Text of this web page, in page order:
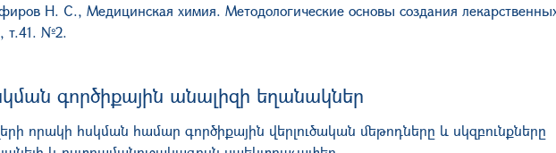
Н. С., Медицинская химия. Методологические основы создания
т.41. №2.
գործիքային անալիզի եղանակներ
որակի հսկման համար գործիքային վերլուծական մեթոդները և սկզբունքները